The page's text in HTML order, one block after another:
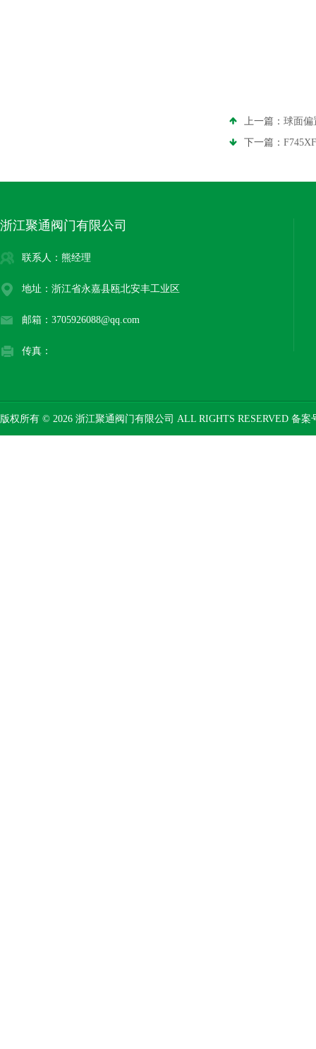
上一篇： 球面偏
下一篇：
浙江聚通阀门有限公司
联系人：熊经理
地址：浙江省永嘉县瓯北安丰工业区
邮箱：3705926088@qq.com
传真：
版权所有 © 2026 浙江聚通阀门有限公司 ALL RIGHTS RESERVED 备案